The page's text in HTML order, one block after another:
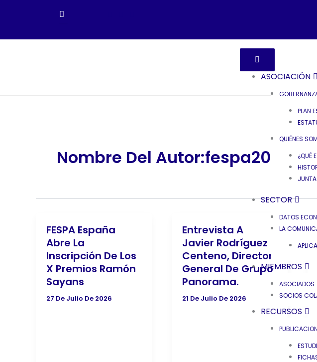
ASOCIACIÓN
PLAN
QUIÉNES
¿QUÉ
SECTOR
DATOS
LA
MIEMBROS
ASOCIADOS
SOCIOS
RECURSOS
Nombre Del Autor:fespa2026
FESPA España
Abre La
Inscripción De Los
X Premios Ramón
Sayans
27 De Julio De 2026
Entrevista A
Javier Rodríguez
Centeno, Director
General De Grupo
Panorama.
21 De Julio De 2026